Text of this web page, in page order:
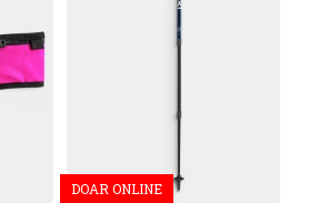
DOAR ONLINE